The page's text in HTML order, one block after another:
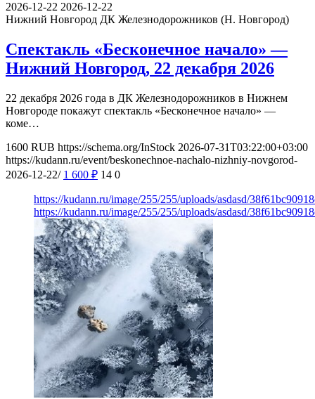
2026-12-22 2026-12-22
Нижний Новгород ДК Железнодорожников (Н. Новгород)
Спектакль «Бесконечное начало» —
Нижний Новгород, 22 декабря 2026
22 декабря 2026 года в ДК Железнодорожников в Нижнем
Новгороде покажут спектакль «Бесконечное начало» —
коме…
1600 RUB https://schema.org/InStock 2026-07-31T03:22:00+03:00
https://kudann.ru/event/beskonechnoe-nachalo-nizhniy-novgorod-
2026-12-22/ 1 600 ₽ 14 0
https://kudann.ru/image/255/255/uploads/asdasd/
https://kudann.ru/image/255/255/uploads/asdasd/